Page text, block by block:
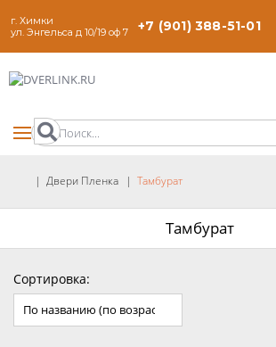
г. Химки
ул. Энгельса д 10/19 оф 7
+7 (901) 388-51-01
Двери Пленка Тамбурат
Тамбурат
Сортировка: